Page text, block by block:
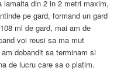
din 2 in 2 metri maxim,
pe gard, formand un gard
ml de gard, mai am de
voi reusi sa ma mut
dobandit sa terminam si
de lucru care sa o platim.